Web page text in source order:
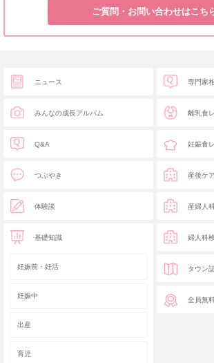
ご質問・お問い合わせはこち
ニュース
みんなの成長アルバム
Q&A
つぶやき
体験談
基礎知識
妊娠前・妊活
妊娠中
出産
育児
専門家
離乳食
妊娠食
産後ケ
産婦人
婦人科
タウン
全員無